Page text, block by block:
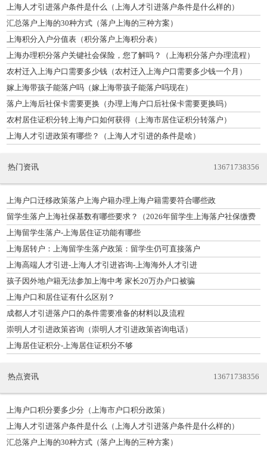
上海人才引进落户条件是什么（上海人才引进落户条件是什么样的）
汇总落户上海的30种方式（落户上海的三种方案）
上海积分入户分值表（积分落户上海积分表）
上海办理积分落户关键社会保险，您了解吗？（上海积分落户办理流程）
农村迁入上海户口需要多少钱（农村迁入上海户口需要多少钱一个月）
嫁上海带孩子能落户吗（嫁上海带孩子能落户吗现在）
落户上海后社保卡需要更换（办理上海户口后社保卡需要更换吗）
农村居住证积分转上海户口如何获得（上海市居住证积分转落户）
上海人才引进政策有哪些？（上海人才引进的条件是啥）
热门资讯 13671738356
上海户口迁移政策落户上海户籍办理上海户籍需要符合哪些政
留学生落户上海社保基数有哪些要求？（2026年留学生上海落户社保缴费
基数公布）
上海留学生落户-上海居住证功能有哪些
上海居转户：上海留学生落户政策：留学生仍可直接落户
上海高端人才引进-上海人才引进咨询-上海海外人才引进
孩子因外地户籍无法参加上海中考 家长20万办户口被骗
上海户口和居住证有什么区别？
成都人才引进落户口的条件需要准备的材料以及流程
崇明人才引进政策咨询（崇明人才引进政策咨询电话）
上海居住证积分-上海居住证积分不够
热点资讯 13671738356
上海户口积分要多少分（上海市户口积分政策）
上海人才引进落户条件是什么（上海人才引进落户条件是什么样的）
汇总落户上海的30种方式（落户上海的三种方案）